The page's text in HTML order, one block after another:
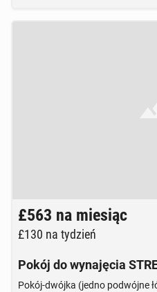
Brak zdjęcia
£563 na miesiąc
£130 na tydzień
Pokój do wynajęcia
Pokój-dwójka (jedno podwójne